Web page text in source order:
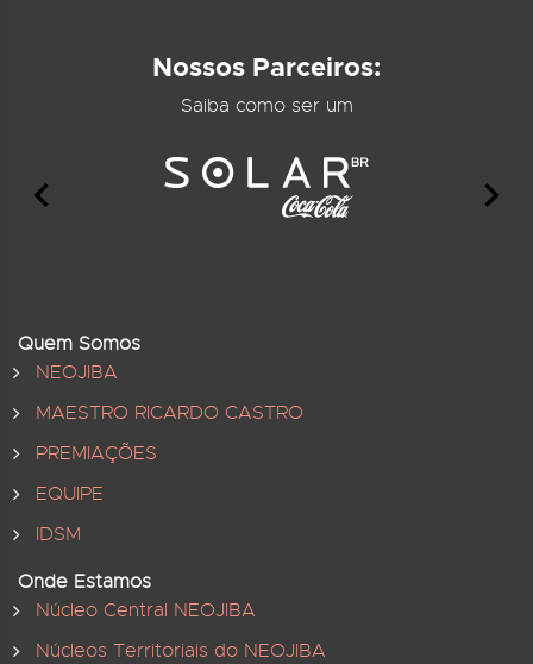
Nossos Parceiros:
Saiba como ser um
Quem Somos
NEOJIBA
MAESTRO RICARDO CASTRO
PREMIAÇÕES
EQUIPE
IDSM
Onde Estamos
Núcleo Central NEOJIBA
Núcleos Territoriais do NEOJIBA